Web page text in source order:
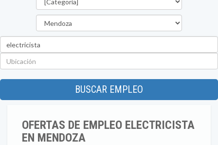
BUSCAR EMPLEO
OFERTAS DE EMPLEO ELECTRICISTA
EN MENDOZA